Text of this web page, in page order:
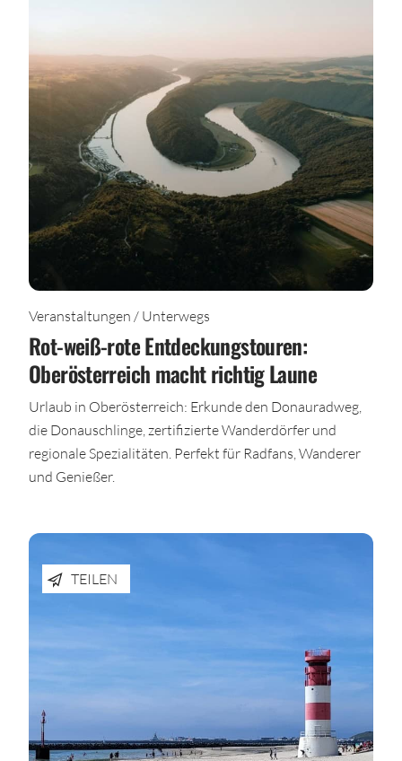
Veranstaltungen / Unterwegs
Rot-weiß-rote Entdeckungstouren:
Oberösterreich macht richtig Laune
Urlaub in Oberösterreich: Erkunde den Donauradweg,
die Donauschlinge, zertifizierte Wanderdörfer und
regionale Spezialitäten. Perfekt für Radfans, Wanderer
und Genießer.
TEILEN